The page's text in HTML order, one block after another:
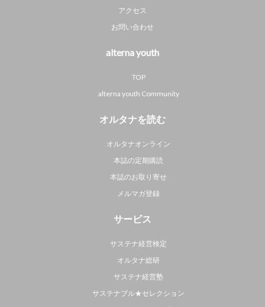
アクセス
お問い合わせ
alterna youth
TOP
alterna youth Community
オルタナを読む
オルタナオンライン
本誌の定期購読
本誌のお取り寄せ
メルマガ登録
サービス
サステナ経営検定
オルタナ総研
サステナ経営塾
サステナブル★セレクション